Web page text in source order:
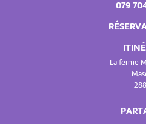
079
La ferme